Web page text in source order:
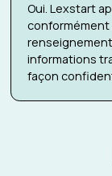
Oui. Lexstart
conformément
informations
façon